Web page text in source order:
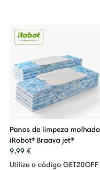
Panos de limpeza molhada
iRobot® Braava jet®
9,99 €
Utilize o código GET20OFF